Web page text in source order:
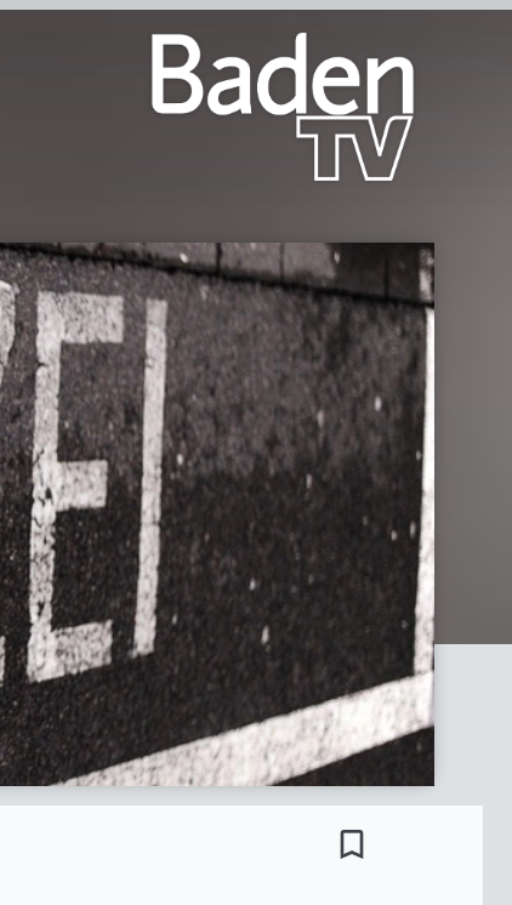
bookmark_border